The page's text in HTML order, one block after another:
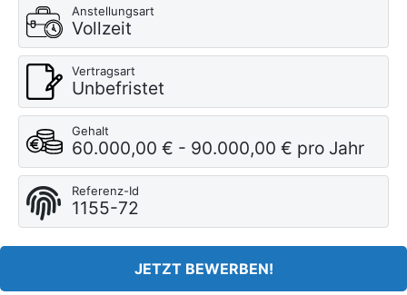
Anstellungsart
Vollzeit
Vertragsart
Unbefristet
Gehalt
60.000,00 € - 90.000,00 € pro Jahr
Referenz-Id
1155-72
JETZT BEWERBEN!